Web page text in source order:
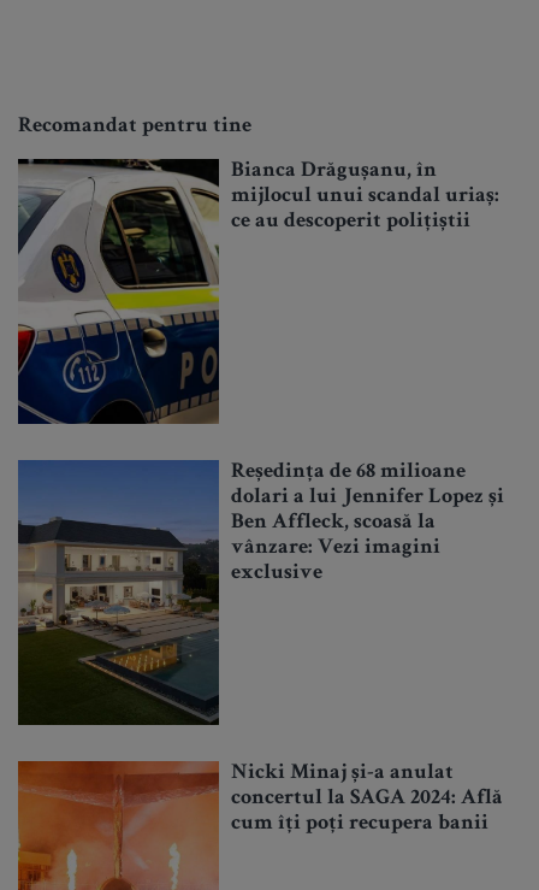
Recomandat pentru tine
Bianca Drăgușanu, în
mijlocul unui scandal uriaș:
ce au descoperit polițiștii
Reședința de 68 milioane
dolari a lui Jennifer Lopez și
Ben Affleck, scoasă la
vânzare: Vezi imagini
exclusive
Nicki Minaj și-a anulat
concertul la SAGA 2024: Află
cum îți poți recupera banii